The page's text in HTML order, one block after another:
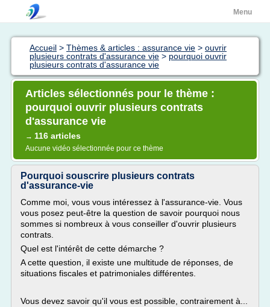
Menu
Accueil > Thèmes & articles : assurance vie > ouvrir
plusieurs contrats d'assurance vie > pourquoi ouvrir
plusieurs contrats d'assurance vie
Articles sélectionnés pour le thème :
pourquoi ouvrir plusieurs contrats
d'assurance vie
→ 116 articles
Aucune vidéo sélectionnée pour ce thème
Pourquoi souscrire plusieurs contrats
d'assurance-vie
Comme moi, vous vous intéressez à l'assurance-vie. Vous
vous posez peut-être la question de savoir pourquoi nous
sommes si nombreux à vous conseiller d'ouvrir plusieurs
contrats.
Quel est l'intérêt de cette démarche ?
A cette question, il existe une multitude de réponses, de
situations fiscales et patrimoniales différentes.
Vous devez savoir qu'il vous est possible, contrairement à...